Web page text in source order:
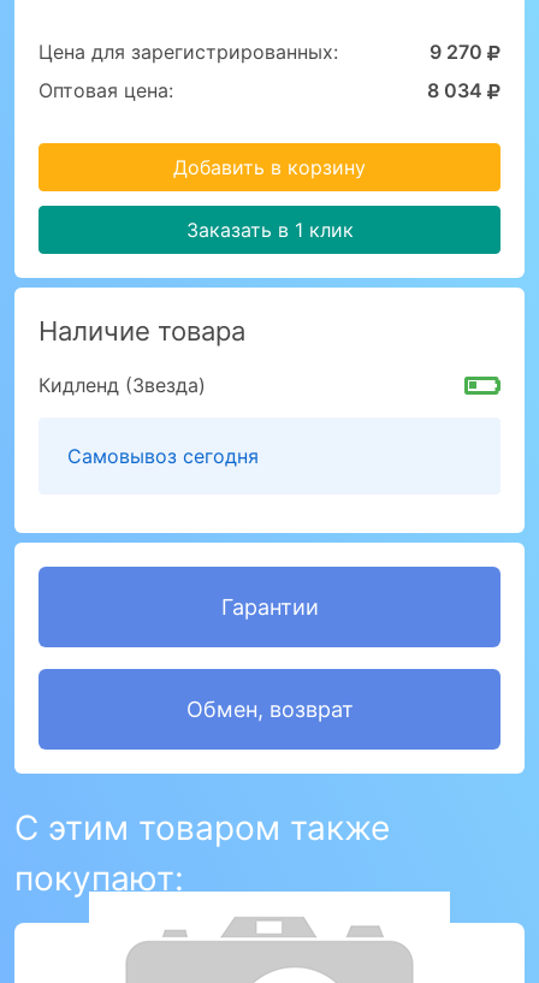
Цена для зарегистрированных:
9 270
Оптовая цена:
8 034
Добавить в корзину
Заказать в 1 клик
Наличие товара
Кидленд (Звезда)
Самовывоз сегодня
Гарантии
Обмен, возврат
С этим товаром также
покупают: